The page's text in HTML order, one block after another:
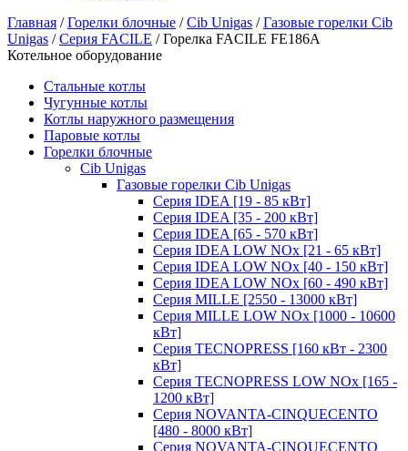
Главная /Горелки блочные /Cib Unigas /Газовые горелки Cib
Unigas /Серия FACILE /Горелка FACILE FE186A
Котельное оборудование
Стальные котлы
Чугунные котлы
Котлы наружного размещения
Паровые котлы
Горелки блочные
Cib Unigas
Газовые горелки Cib Unigas
Серия IDEA [19 - 85 кВт]
Серия IDEA [35 - 200 кВт]
Серия IDEA [65 - 570 кВт]
Серия IDEA LOW NOx [21 - 65 кВт]
Серия IDEA LOW NOx [40 - 150 кВт]
Серия IDEA LOW NOx [60 - 490 кВт]
Серия MILLE [2550 - 13000 кВт]
Серия MILLE LOW NOx [1000 - 10600
кВт]
Серия TECNOPRESS [160 кВт - 2300
кВт]
Серия TECNOPRESS LOW NOx [165 -
1200 кВт]
Серия NOVANTA-CINQUECENTO
[480 - 8000 кВт]
Серия NOVANTA-CINQUECENTO